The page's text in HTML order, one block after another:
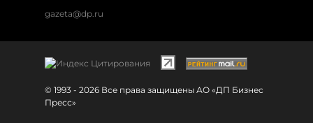
gazeta@dp.ru
© 1993 - 2026 Все права защищены АО «ДП Бизнес
Пресс»